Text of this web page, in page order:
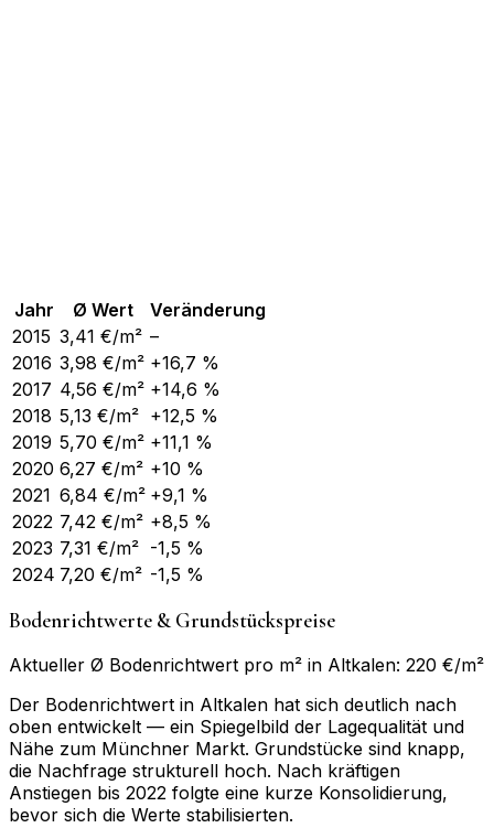
Jahr Ø Wert
Veränderung
2015 3,41 €/m² –
2016 3,98 €/m² +16,7 %
2017 4,56 €/m² +14,6 %
2018 5,13 €/m² +12,5 %
2019 5,70 €/m² +11,1 %
2020 6,27 €/m² +10 %
2021 6,84 €/m² +9,1 %
2022 7,42 €/m² +8,5 %
2023 7,31 €/m² -1,5 %
2024 7,20 €/m² -1,5 %
Bodenrichtwerte & Grundstückspreise
Aktueller Ø Bodenrichtwert pro m² in Altkalen: 220 €/m²
Der Bodenrichtwert in Altkalen hat sich deutlich nach
oben entwickelt — ein Spiegelbild der Lagequalität und
Nähe zum Münchner Markt. Grundstücke sind knapp,
die Nachfrage strukturell hoch. Nach kräftigen
Anstiegen bis 2022 folgte eine kurze Konsolidierung,
bevor sich die Werte stabilisierten.